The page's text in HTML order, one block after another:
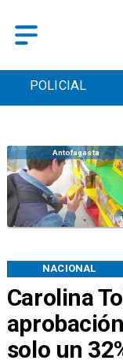
POLICIAL
Carolina
solo un
NACIONAL
Antofagasta